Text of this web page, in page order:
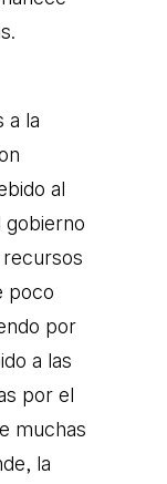
a la
al
gobierno
poco
por
a las
por el
muchas
la